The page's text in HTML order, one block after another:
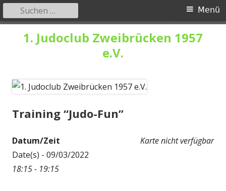
1. Judoclub Zweibrücken 1957
e.V.
Primäres
Menü
Menü
Suchen
nach:
Training “Judo-Fun”
Karte nicht verfügbar
Datum/Zeit
Date(s) - 09/03/2022
18:15 - 19:15